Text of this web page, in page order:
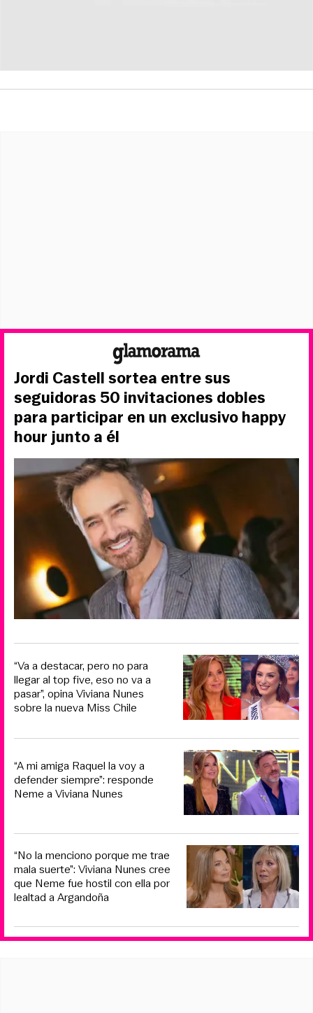
Jordi Castell sortea entre sus
seguidoras 50 invitaciones dobles
para participar en un exclusivo happy
hour junto a él
“Va a destacar, pero no para
llegar al top five, eso no va a
pasar”, opina Viviana Nunes
sobre la nueva Miss Chile
“A mi amiga Raquel la voy a
defender siempre”: responde
Neme a Viviana Nunes
“No la menciono porque me trae
mala suerte”: Viviana Nunes cree
que Neme fue hostil con ella por
lealtad a Argandoña